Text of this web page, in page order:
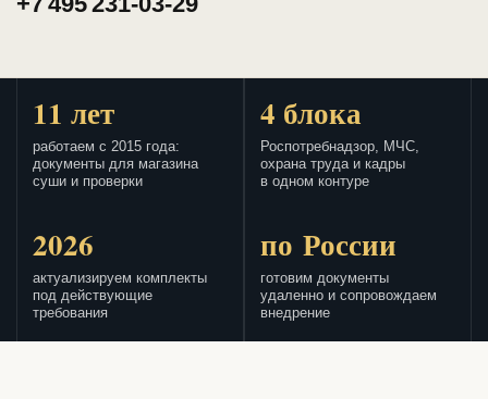
11 лет
работаем с 2015 года:
документы для магазина
суши и проверки
4 блока
Роспотребнадзор, МЧС,
охрана труда и кадры
в одном контуре
2026
актуализируем комплекты
под действующие
требования
по России
готовим документы
удаленно и сопровождаем
внедрение